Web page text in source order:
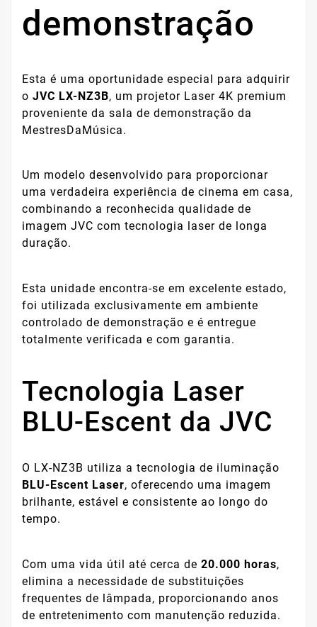
demonstração
Esta é uma oportunidade especial para adquirir
o JVC LX-NZ3B, um projetor Laser 4K premium
proveniente da sala de demonstração da
MestresDaMúsica.
Um modelo desenvolvido para proporcionar
uma verdadeira experiência de cinema em casa,
combinando a reconhecida qualidade de
imagem JVC com tecnologia laser de longa
duração.
Esta unidade encontra-se em excelente estado,
foi utilizada exclusivamente em ambiente
controlado de demonstração e é entregue
totalmente verificada e com garantia.
Tecnologia Laser
BLU-Escent da JVC
O LX-NZ3B utiliza a tecnologia de iluminação
BLU-Escent Laser, oferecendo uma imagem
brilhante, estável e consistente ao longo do
tempo.
Com uma vida útil até cerca de 20.000 horas,
elimina a necessidade de substituições
frequentes de lâmpada, proporcionando anos
de entretenimento com manutenção reduzida.